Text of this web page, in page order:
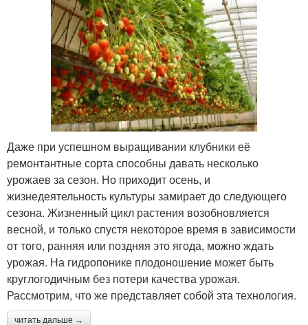
Даже при успешном выращивании клубники её
ремонтантные сорта способны давать несколько
урожаев за сезон. Но приходит осень, и
жизнедеятельность культуры замирает до следующего
сезона. Жизненный цикл растения возобновляется
весной, и только спустя некоторое время в зависимости
от того, ранняя или поздняя это ягода, можно ждать
урожая. На гидропонике плодоношение может быть
круглогодичным без потери качества урожая.
Рассмотрим, что же представляет собой эта технология.
читать дальше →